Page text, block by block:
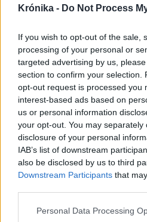
Krónika - Do Not Process
If you wish to opt-out of the sale,
processing of your personal or
targeted advertising by us,
section to confirm your selection.
opt-out request is processed you
interest-based ads based on
us or personal information
your opt-out. You may
disclosure of your personal
IAB’s list of downstream
also be disclosed by us to third
Downstream Participants that
Personal Data Processing
Életét
akiket
Maros
Székely